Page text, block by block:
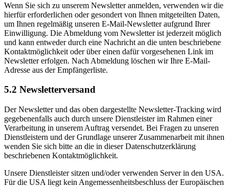
Wenn Sie sich zu unserem Newsletter anmelden, verwenden wir die
hierfür erforderlichen oder gesondert von Ihnen mitgeteilten Daten,
um Ihnen regelmäßig unseren E-Mail-Newsletter aufgrund Ihrer
Einwilligung. Die Abmeldung vom Newsletter ist jederzeit möglich
und kann entweder durch eine Nachricht an die unten beschriebene
Kontaktmöglichkeit oder über einen dafür vorgesehenen Link im
Newsletter erfolgen. Nach Abmeldung löschen wir Ihre E-Mail-
Adresse aus der Empfängerliste.
5.2 Newsletterversand
Der Newsletter und das oben dargestellte Newsletter-Tracking wird
gegebenenfalls auch durch unsere Dienstleister im Rahmen einer
Verarbeitung in unserem Auftrag versendet. Bei Fragen zu unseren
Dienstleistern und der Grundlage unserer Zusammenarbeit mit ihnen
wenden Sie sich bitte an die in dieser Datenschutzerklärung
beschriebenen Kontaktmöglichkeit.
Unsere Dienstleister sitzen und/oder verwenden Server in den USA.
Für die USA liegt kein Angemessenheitsbeschluss der Europäischen